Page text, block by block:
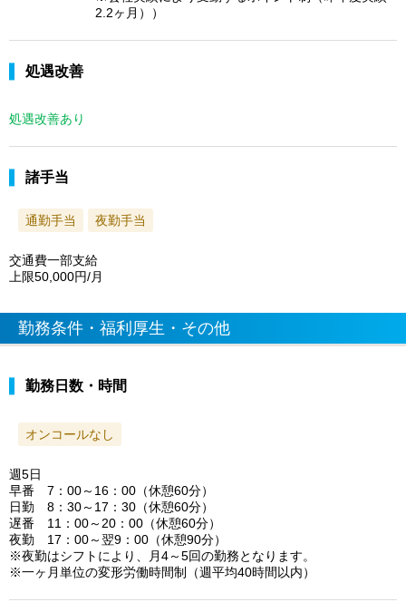
2.2ヶ月））
処遇改善
処遇改善あり
諸手当
通勤手当 夜勤手当
交通費一部支給
上限50,000円/月
勤務条件・福利厚生・その他
勤務日数・時間
オンコールなし
週5日
早番 7：00～16：00（休憩60分）
日勤 8：30～17：30（休憩60分）
遅番 11：00～20：00（休憩60分）
夜勤 17：00～翌9：00（休憩90分）
※夜勤はシフトにより、月4～5回の勤務となります。
※一ヶ月単位の変形労働時間制（週平均40時間以内）